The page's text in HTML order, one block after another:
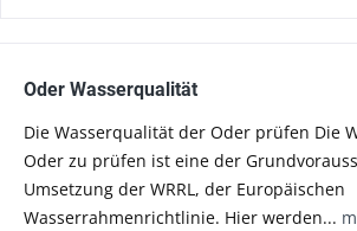
Oder Wasserqualität
Die Wasserqualität der Oder prüfen Die
Oder zu prüfen ist eine der
Umsetzung der WRRL, der Europäischen
Wasserrahmenrichtlinie. Hier werden...